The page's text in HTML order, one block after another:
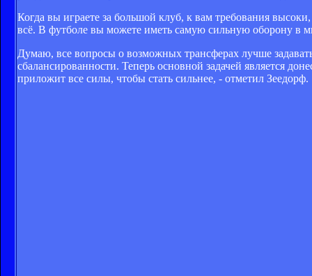
Когда вы играете за большой клуб, к вам требования
всё. В футболе вы можете иметь самую сильную оборону в
Думаю, все вопросы о возможных трансферах лучше
сбалансированности. Теперь основной задачей является
приложит все силы, чтобы стать сильнее, - отметил Зеедорф.